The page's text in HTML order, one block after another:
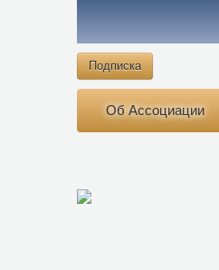
Подписка
Об Ассоциации